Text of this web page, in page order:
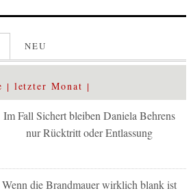
NEU
letzter Monat
Im Fall Sichert bleiben Daniela Behrens
nur Rücktritt oder Entlassung
Wenn die Brandmauer wirklich blank ist